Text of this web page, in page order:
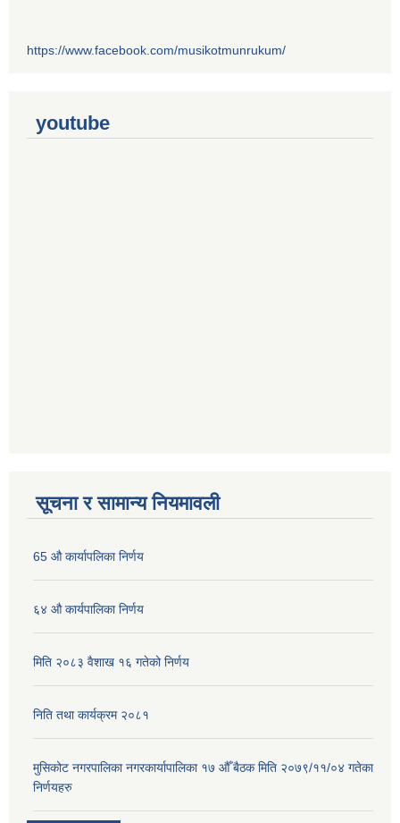
https://www.facebook.com/musikotmunrukum/
youtube
सूचना र सामान्य नियमावली
65 औ कार्यापलिका निर्णय
६४ औ कार्यपालिका निर्णय
मिति २०८३ वैशाख १६ गतेको निर्णय
निति तथा कार्यक्रम २०८१
मुसिकोट नगरपालिका नगरकार्यापालिका १७ औँ बैठक मिति २०७९/११/०४ गतेका
निर्णयहरु